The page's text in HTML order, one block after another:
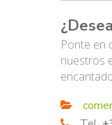
Ponte en
nuestros